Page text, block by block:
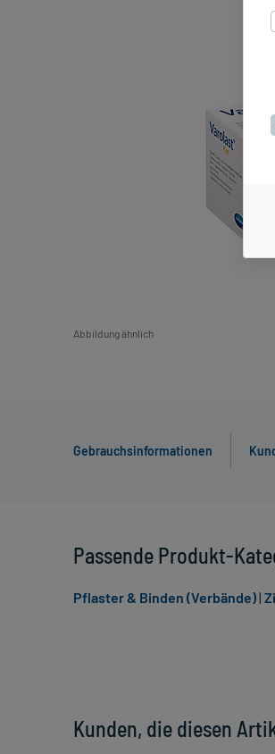
Abbildung ähnlich
Gebrauchsinformationen
Kunden, die diesen
Passende Produkt-
Pflaster & Binden (Verbände)|